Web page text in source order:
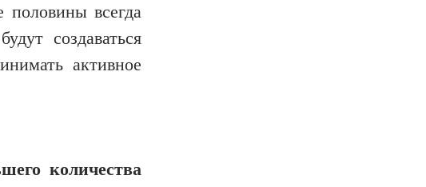
половины всегда
создаваться
активное
количества